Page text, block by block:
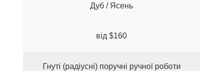
Дуб / Ясень
від $160
Гнуті (радіусні) поручні ручної роботи